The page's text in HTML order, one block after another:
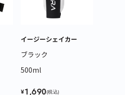
イージーシェイカー
ブラック
500ml
¥1,690(税込)